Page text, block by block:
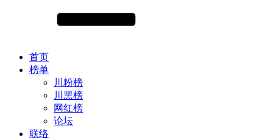
首页
榜单
川粉榜
川黑榜
网红榜
论坛
联络